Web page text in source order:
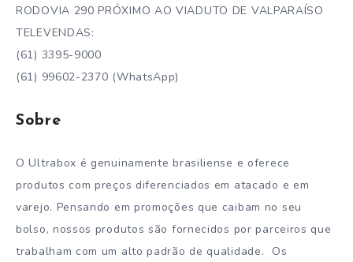
RODOVIA 290 PRÓXIMO AO VIADUTO DE VALPARAÍSO
TELEVENDAS:
(61) 3395-9000
(61) 99602-2370 (WhatsApp)
Sobre
O Ultrabox é genuinamente brasiliense e oferece
produtos com preços diferenciados em atacado e em
varejo. Pensando em promoções que caibam no seu
bolso, nossos produtos são fornecidos por parceiros que
trabalham com um alto padrão de qualidade. Os